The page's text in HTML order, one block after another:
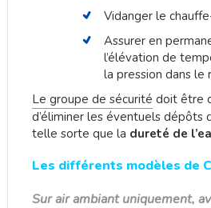
Vidanger le
Assurer en
l’élévation de
la pression dans le
Le groupe de sécurité doit être
d’éliminer les éventuels dépôts
telle sorte que la dureté de
Les différents modèles de
Sur air ambiant uniquement,